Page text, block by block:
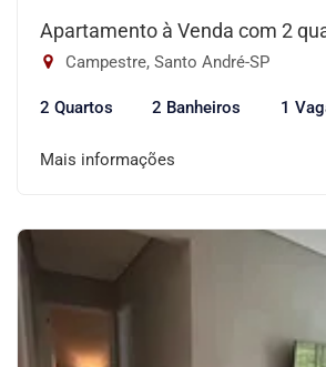
Apartamento à Venda com 2
Campestre, Santo André-SP
2 Quartos 2 Banheiros 1
Mais informações